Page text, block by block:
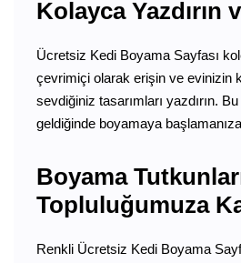
Kolayca Yazdırın
Ücretsiz Kedi Boyama Sayfası
çevrimiçi olarak erişin ve evinizin
sevdiğiniz tasarımları yazdırın.
geldiğinde boyamaya
Boyama
Topluluğumuza
Renkli Ücretsiz Kedi Boyama